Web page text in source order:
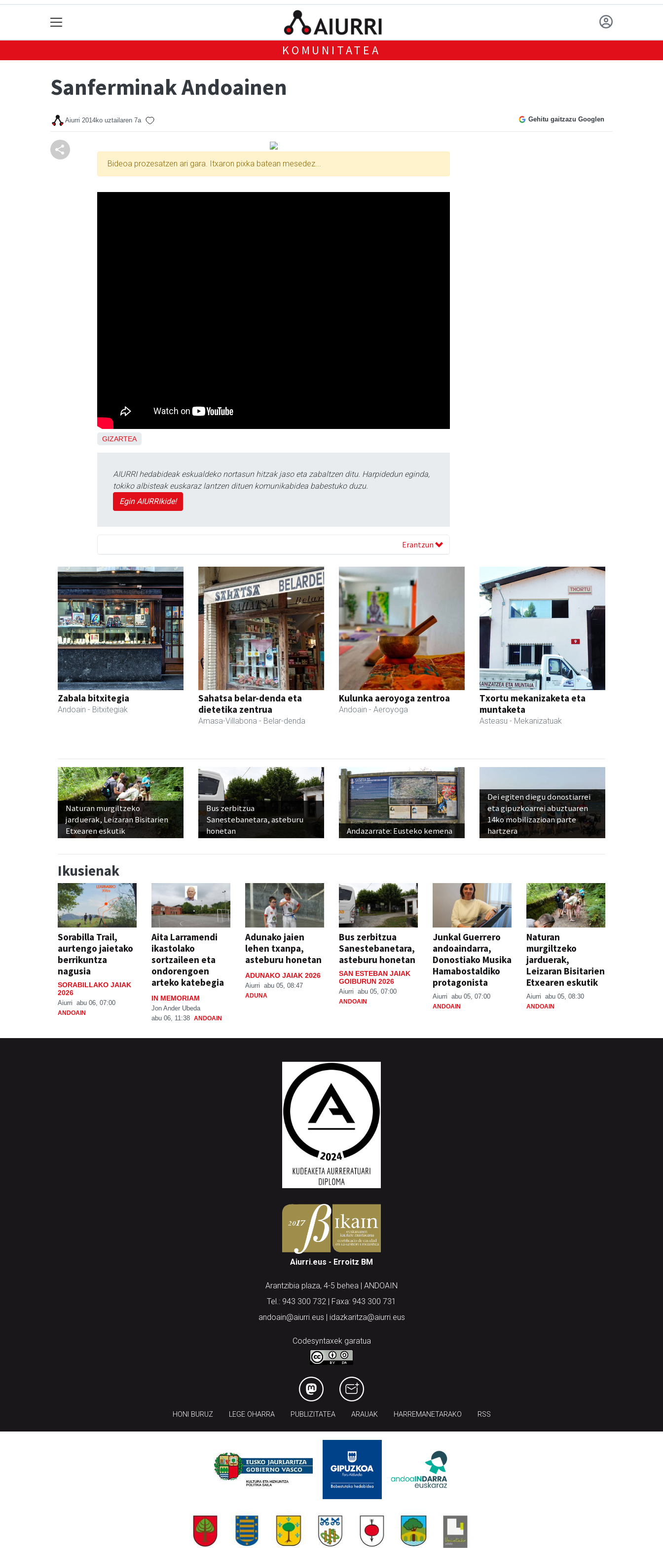
KOMUNITATEA
Sanferminak Andoainen
Aiurri 2014ko uztailaren 7a Gehitu gaitzazu Googlen
Bideoa prozesatzen ari gara. Itxaron pixka batean mesedez...
GIZARTEA
AIURRI hedabideak eskualdeko nortasun hitzak jaso eta zabaltzen ditu. Harpidedun eginda,
tokiko albisteak euskaraz lantzen dituen komunikabidea babestuko duzu.
Egin AIURRIkide!
Erantzun
Zabala bitxitegia
Andoain - Bitxitegiak
Sahatsa belar-denda eta
dietetika zentrua
Amasa-Villabona - Belar-denda
Kulunka aeroyoga zentroa
Andoain - Aeroyoga
Txortu mekanizaketa eta
muntaketa
Asteasu - Mekanizatuak
Naturan murgiltzeko
jarduerak, Leizaran Bisitarien
Etxearen eskutik
Bus zerbitzua
Sanestebanetara, asteburu
honetan
Andazarrate: Eusteko kemena
Dei egiten diegu donostiarrei
eta gipuzkoarrei abuztuaren
14ko mobilizazioan parte
hartzera
Ikusienak
Sorabilla Trail,
aurtengo jaietako
berrikuntza
nagusia
SORABILLAKO JAIAK
2026
Aiurri abu 06, 07:00
ANDOAIN
Aita Larramendi
ikastolako
sortzaileen eta
ondorengoen
arteko katebegia
IN MEMORIAM
Jon Ander Ubeda
abu 06, 11:38 ANDOAIN
Adunako jaien
lehen txanpa,
asteburu honetan
ADUNAKO JAIAK 2026
Aiurri abu 05, 08:47
ADUNA
Bus zerbitzua
Sanestebanetara,
asteburu honetan
SAN ESTEBAN JAIAK
GOIBURUN 2026
Aiurri abu 05, 07:00
ANDOAIN
Junkal Guerrero
andoaindarra,
Donostiako Musika
Hamabostaldiko
protagonista
Aiurri abu 05, 07:00
ANDOAIN
Naturan
murgiltzeko
jarduerak,
Leizaran Bisitarien
Etxearen eskutik
Aiurri abu 05, 08:30
ANDOAIN
Aiurri.eus - Erroitz BM
Arantzibia plaza, 4-5 behea | ANDOAIN
Tel.: 943 300 732 | Faxa: 943 300 731
andoain@aiurri.eus | idazkaritza@aiurri.eus
Codesyntaxek garatua
HONI BURUZ LEGE OHARRA PUBLIZITATEA ARAUAK HARREMANETARAKO RSS